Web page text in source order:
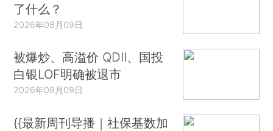
了什么？
2026年08月09日
被爆炒、高溢价 QDII、国投
白银LOF明确被退市
2026年08月09日
{{最新周刊导播｜社保基数加